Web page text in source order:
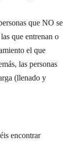
que NO se
que entrenan o
el que
las personas
(llenado y
encontrar